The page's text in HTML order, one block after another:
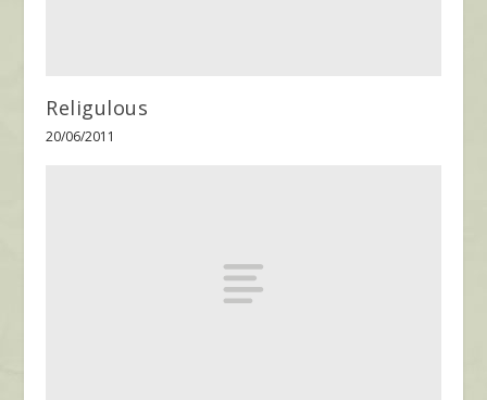
Religulous
20/06/2011